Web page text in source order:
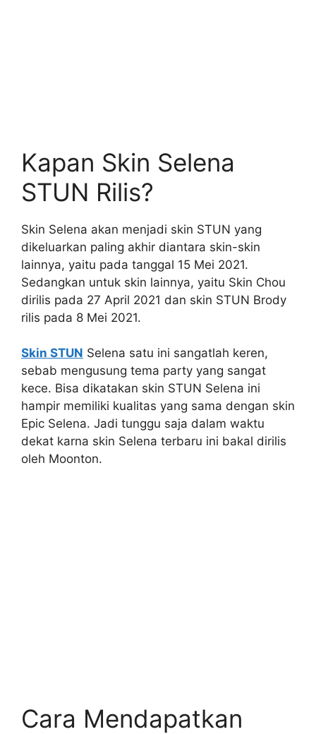
Kapan Skin Selena
STUN Rilis?
Skin Selena akan menjadi skin STUN yang
dikeluarkan paling akhir diantara skin-skin
lainnya, yaitu pada tanggal 15 Mei 2021.
Sedangkan untuk skin lainnya, yaitu Skin Chou
dirilis pada 27 April 2021 dan skin STUN Brody
rilis pada 8 Mei 2021.
Skin STUN Selena satu ini sangatlah keren,
sebab mengusung tema party yang sangat
kece. Bisa dikatakan skin STUN Selena ini
hampir memiliki kualitas yang sama dengan skin
Epic Selena. Jadi tunggu saja dalam waktu
dekat karna skin Selena terbaru ini bakal dirilis
oleh Moonton.
Cara Mendapatkan